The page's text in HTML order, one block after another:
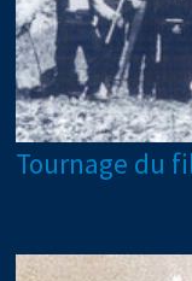
Tournage du